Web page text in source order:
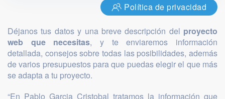
Política de privacidad
Déjanos tus datos y una breve descripción del proyecto
web que necesitas, y te enviaremos información
detallada, consejos sobre todas las posibilidades, además
de varios presupuestos para que puedas elegir el que más
se adapta a tu proyecto.
“En Pablo Garcia Cristobal tratamos la información que